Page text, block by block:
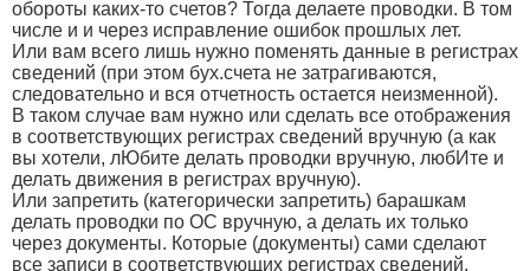
обороты каких-то счетов? Тогда делаете проводки. В том
числе и и через исправление ошибок прошлых лет.
Или вам всего лишь нужно поменять данные в регистрах
сведений (при этом бух.счета не затрагиваются,
следовательно и вся отчетность остается неизменной).
В таком случае вам нужно или сделать все отображения
в соответствующих регистрах сведений вручную (а как
вы хотели, лЮбите делать проводки вручную, любИте и
делать движения в регистрах вручную).
Или запретить (категорически запретить) барашкам
делать проводки по ОС вручную, а делать их только
через документы. Которые (документы) сами сделают
все записи в соответствующих регистрах сведений.